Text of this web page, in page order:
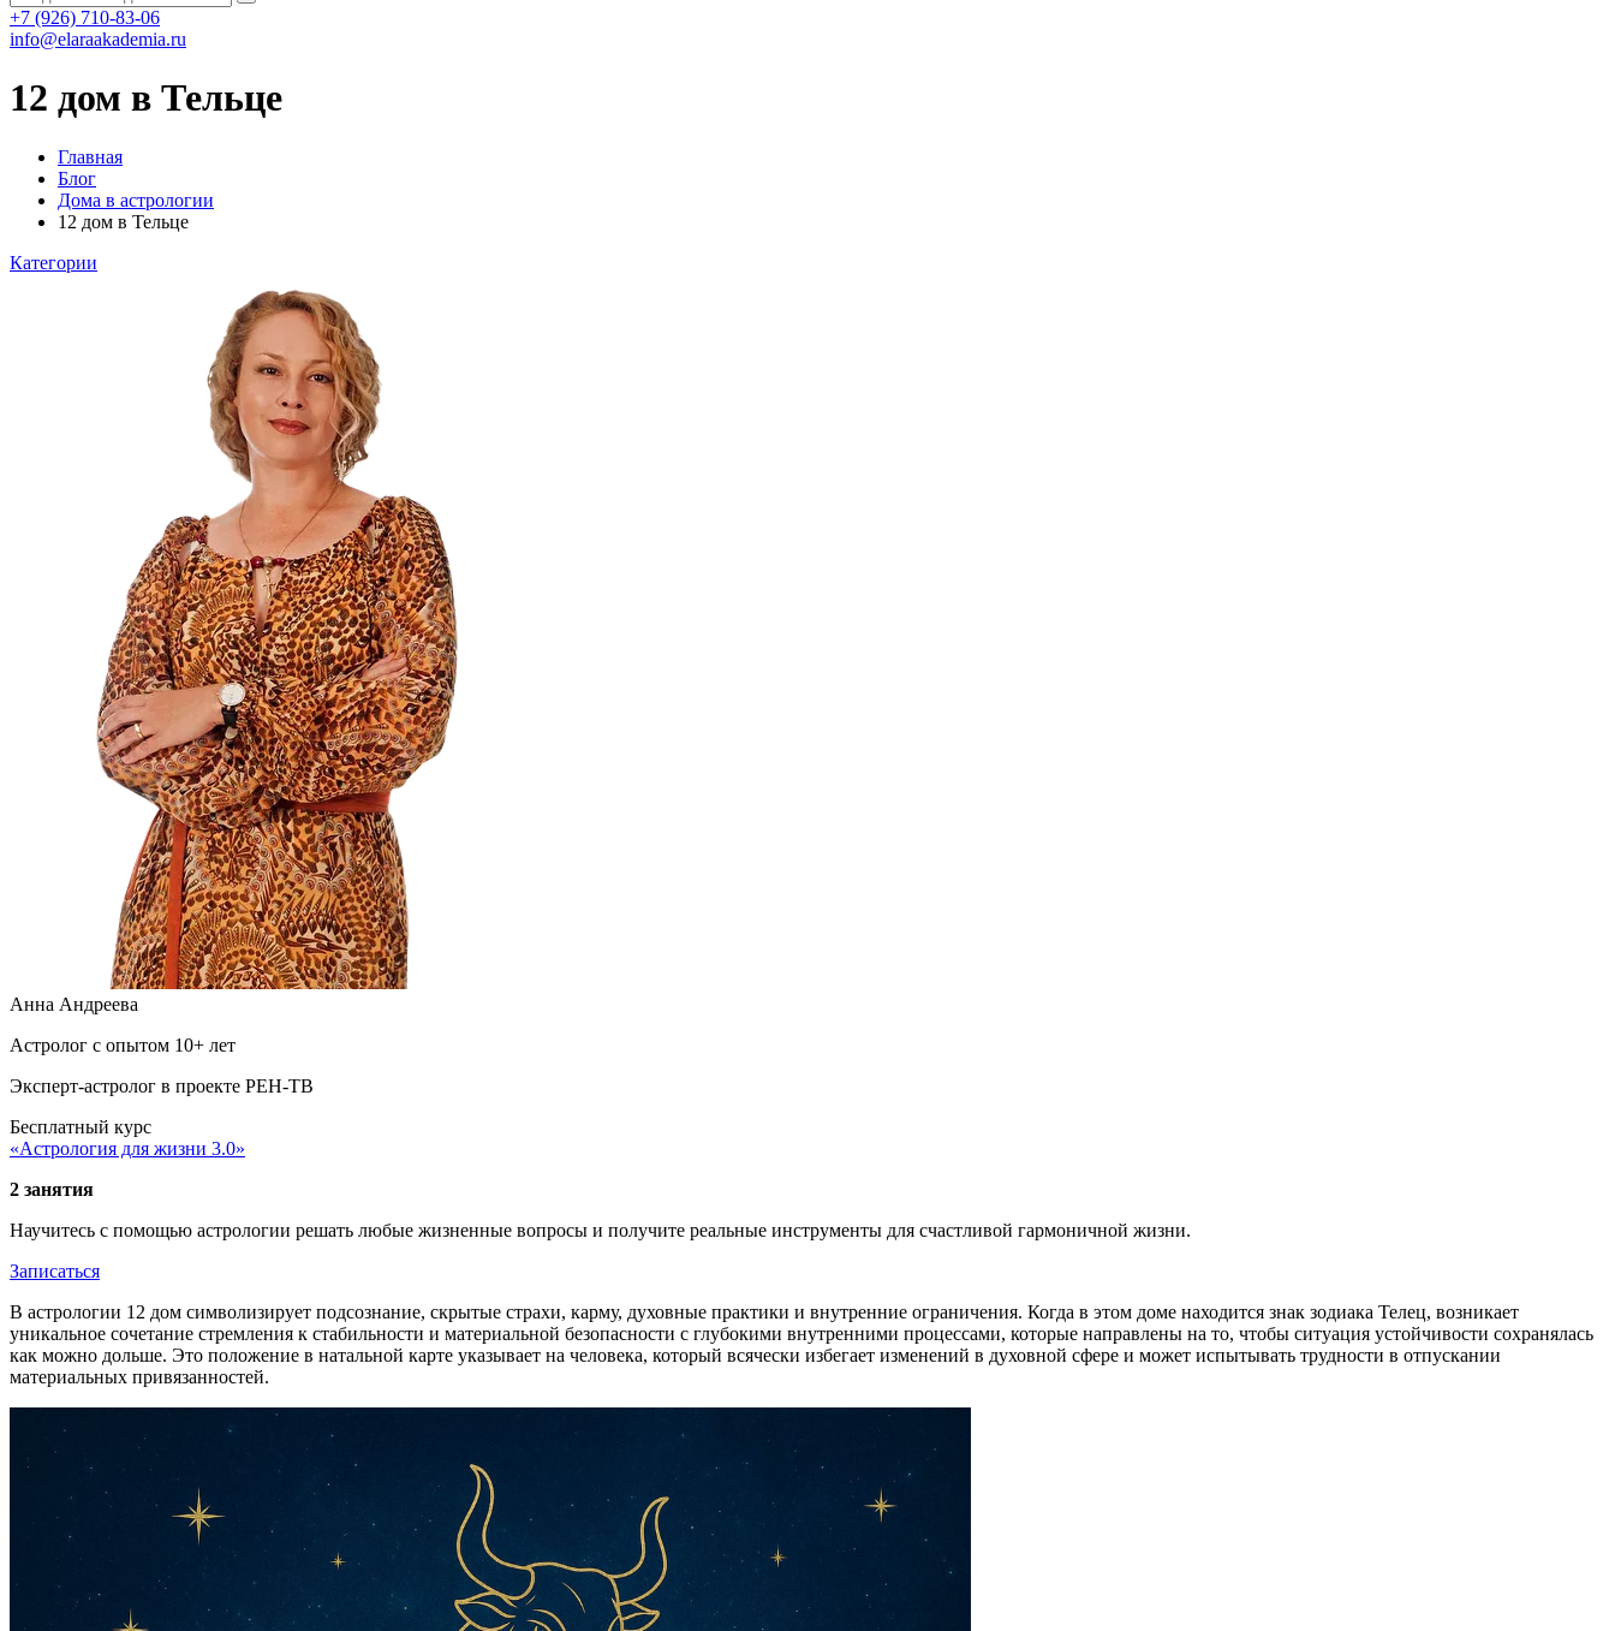
+7 (926) 710-83-06
info@elaraakademia.ru
12 дом в Тельце
Главная
Блог
Дома в астрологии
12 дом в Тельце
Категории
Анна Андреева
Астролог с опытом 10+ лет
Эксперт-астролог в проекте РЕН-ТВ
Бесплатный курс
«Астрология для жизни 3.0»
2 занятия
Научитесь с помощью астрологии решать любые жизненные вопросы и получите реальные инструменты для счастливой гармоничной жизни.
Записаться
В астрологии 12 дом символизирует подсознание, скрытые страхи, карму, духовные практики и внутренние ограничения. Когда в этом доме находится знак зодиака Телец, возникает
уникальное сочетание стремления к стабильности и материальной безопасности с глубокими внутренними процессами, которые направлены на то, чтобы ситуация устойчивости сохранялась
как можно дольше. Это положение в натальной карте указывает на человека, который всячески избегает изменений в духовной сфере и может испытывать трудности в отпускании
материальных привязанностей.